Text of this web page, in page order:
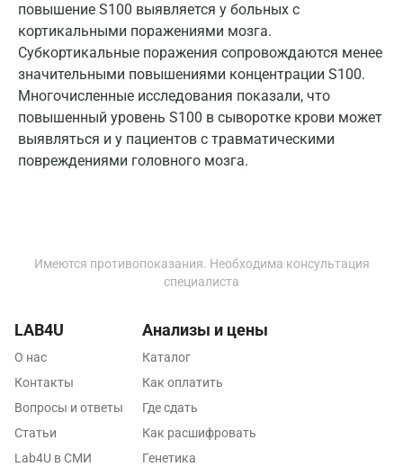
повышение S100 выявляется у больных с
кортикальными поражениями мозга.
Субкортикальные поражения сопровождаются менее
значительными повышениями концентрации S100.
Многочисленные исследования показали, что
повышенный уровень S100 в сыворотке крови может
выявляться и у пациентов с травматическими
повреждениями головного мозга.
Котельники
Красногорск
Краснодар
Красноярск
Курск
Мурино
Мытищи
Имеются противопоказания. Необходима консультация
специалиста
LAB4U
О нас
Контакты
Вопросы и ответы
Статьи
Lab4U в СМИ
Анализы и цены
Каталог
Как оплатить
Где сдать
Как расшифровать
Генетика